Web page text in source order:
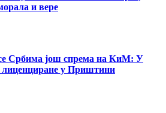
и вере
Србима још спрема на КиМ: У
лиценциране у Приштини